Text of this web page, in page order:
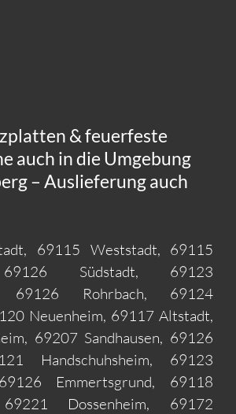
& feuerfeste
auch in die Umgebung
– Auslieferung auch
69115 Weststadt, 69115
Südstadt, 69123
69126 Rohrbach, 69124
Neuenheim, 69117 Altstadt,
69207 Sandhausen, 69126
Handschuhsheim, 69123
Emmertsgrund, 69118
69221 Dossenheim, 69172